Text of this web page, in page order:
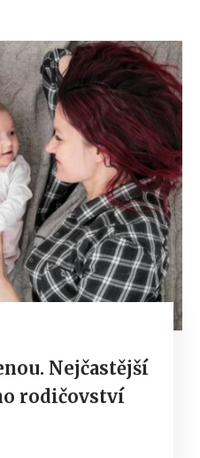
Nejčastější
rodičovství